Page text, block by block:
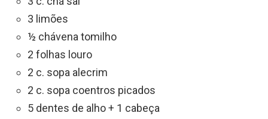
3 limões
½ chávena tomilho
2 folhas louro
2 c. sopa alecrim
2 c. sopa coentros picados
5 dentes de alho + 1 cabeça